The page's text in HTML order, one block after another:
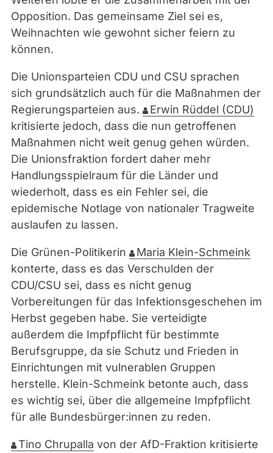
Opposition. Das gemeinsame Ziel sei es,
Weihnachten wie gewohnt sicher feiern zu
können.
Die Unionsparteien CDU und CSU sprachen
sich grundsätzlich auch für die Maßnahmen der
Regierungsparteien aus.
Erwin Rüddel (CDU)
kritisierte jedoch, dass die nun getroffenen
Maßnahmen nicht weit genug gehen würden.
Die Unionsfraktion fordert daher mehr
Handlungsspielraum für die Länder und
wiederholt, dass es ein Fehler sei, die
epidemische Notlage von nationaler Tragweite
auslaufen zu lassen.
Die Grünen-Politikerin
Maria Klein-Schmeink
konterte, dass es das Verschulden der
CDU/CSU sei, dass es nicht genug
Vorbereitungen für das Infektionsgeschehen im
Herbst gegeben habe. Sie verteidigte
außerdem die Impfpflicht für bestimmte
Berufsgruppe, da sie Schutz und Frieden in
Einrichtungen mit vulnerablen Gruppen
herstelle. Klein-Schmeink betonte auch, dass
es wichtig sei, über die allgemeine Impfpflicht
für alle Bundesbürger:innen zu reden.
Tino Chrupalla von der AfD-Fraktion kritisierte